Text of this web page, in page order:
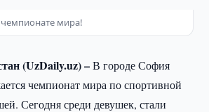
мира!
(UzDaily.uz) –В городе София
чемпионат мира по спортивной
Сегодня среди девушек, стали